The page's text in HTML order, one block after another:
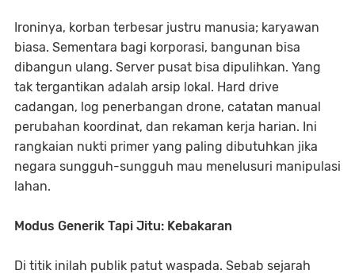
Ironinya, korban terbesar justru manusia; karyawan
biasa. Sementara bagi korporasi, bangunan bisa
dibangun ulang. Server pusat bisa dipulihkan. Yang
tak tergantikan adalah arsip lokal. Hard drive
cadangan, log penerbangan drone, catatan manual
perubahan koordinat, dan rekaman kerja harian. Ini
rangkaian nukti primer yang paling dibutuhkan jika
negara sungguh-sungguh mau menelusuri manipulasi
lahan.
Modus Generik Tapi Jitu: Kebakaran
Di titik inilah publik patut waspada. Sebab sejarah